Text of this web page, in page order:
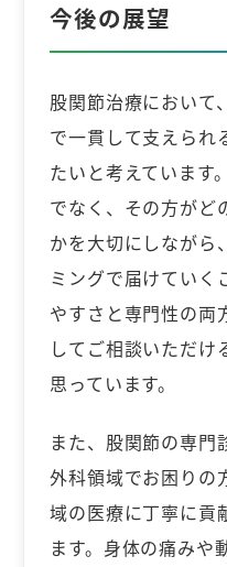
今後の展望
股関節治療において
で一貫して支えられ
たいと考えています
でなく、その方がど
かを大切にしながら
ミングで届けていく
やすさと専門性の両
してご相談いただけ
思っています。
また、股関節の専門
外科領域でお困りの
域の医療に丁寧に貢
ます。身体の痛みや